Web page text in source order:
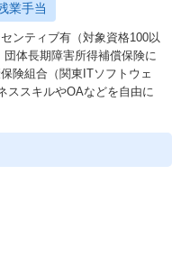
業手当
ンティブ有（対象資格100以
体長期障害所得補償保険に
険組合（関東ITソフトウェ
ススキルやOAなどを自由に